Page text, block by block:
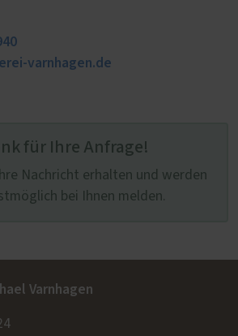
varnhagen.de
für Ihre Anfrage!
Nachricht erhalten und werden
bei Ihnen melden.
Varnhagen